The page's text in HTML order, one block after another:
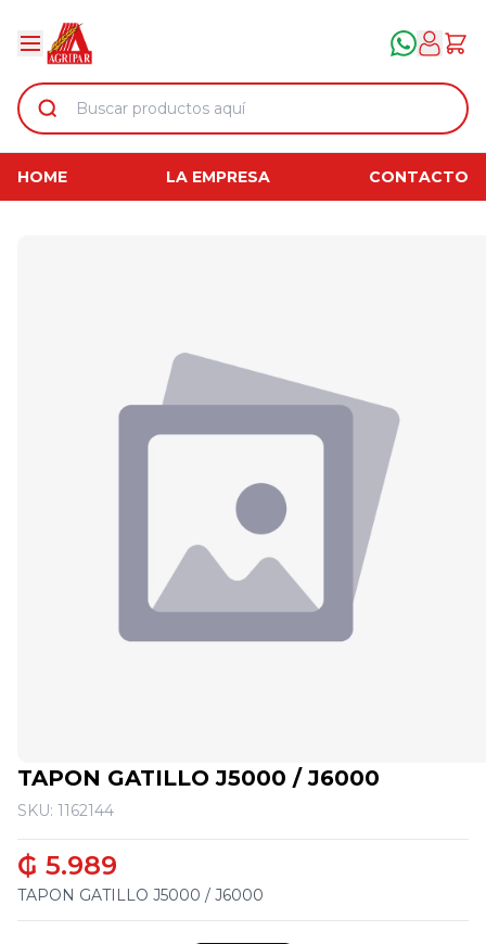
HOME LA EMPRESA CONTACTO
TAPON GATILLO J5000 / J6000
SKU: 1162144
₲ 5.989
TAPON GATILLO J5000 / J6000